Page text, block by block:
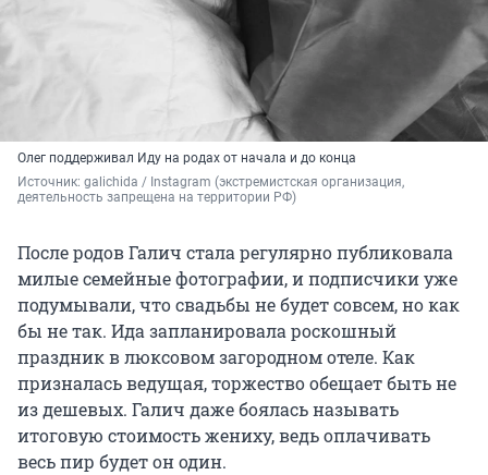
Олег поддерживал Иду на родах от начала и до конца
Источник: galichida / Instagram (экстремистская организация,
деятельность запрещена на территории РФ)
После родов Галич стала регулярно публиковала
милые семейные фотографии, и подписчики уже
подумывали, что свадьбы не будет совсем, но как
бы не так. Ида запланировала роскошный
праздник в люксовом загородном отеле. Как
призналась ведущая, торжество обещает быть не
из дешевых. Галич даже боялась называть
итоговую стоимость жениху, ведь оплачивать
весь пир будет он один.